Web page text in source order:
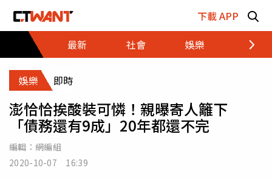
下載 APP
最新
社會 娛樂 財經
娛樂 即時
澎恰恰挨酸裝可憐！親曝寄人籬下
「債務還有9成」20年都還不完
編輯： 網編組
2020-10-07 16:39